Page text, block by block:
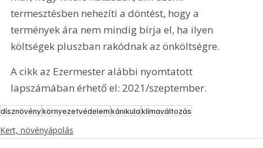
termesztésben nehezíti a döntést, hogy a
termények ára nem mindig bírja el, ha ilyen
költségek pluszban rakódnak az önköltségre.
A cikk az Ezermester alábbi nyomtatott
lapszámában érhető el: 2021/szeptember.
dísznövénykörnyezetvédelemkánikulaklímaváltozás
Kert, növényápolás